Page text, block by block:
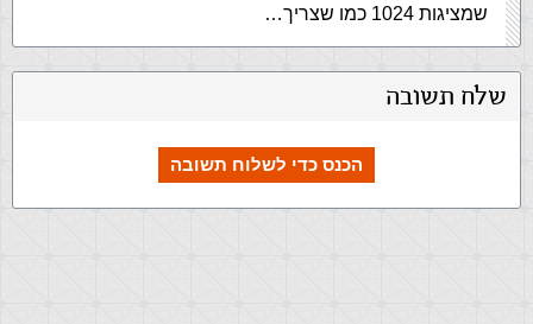
שמציגות 1024 כמו שצריך…
שלח תשובה
הכנס כדי לשלוח תשובה